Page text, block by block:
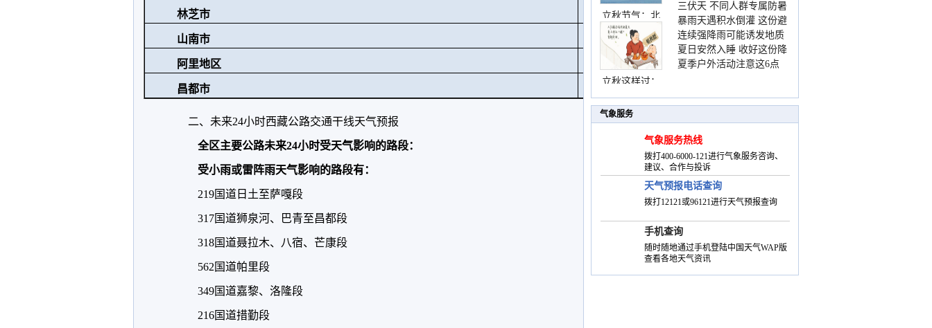
林芝市 巴宜区
山南市 乃东区
阿里地区 噶尔县
昌都市
二、未来24小时西藏公路交通干线天气预报
全区主要公路未来24小时受天气影响的路段：
受小雨或雷阵雨天气影响的路段有：
219国道日土至萨嘎段
317国道狮泉河、巴青至昌都段
318国道聂拉木、八宿、芒康段
562国道帕里段
349国道嘉黎、洛隆段
216国道措勤段
立秋节气：北
立秋这样过：
这份攻略请收好
三伏天 不同人群专属防暑
要点请收好
暴雨天遇积水倒灌 这份避
险提示请收好
连续强降雨可能诱发地质
灾害 这些前兆要知道
夏日安然入睡 收好这份降
温小贴士
夏季户外活动注意这6点
气象服务
气象服务热线
拨打400-6000-121进行气象服务咨询、
建议、合作与投诉
天气预报电话查询
拨打12121或96121进行天气预报查询
手机查询
随时随地通过手机登陆中国天气WAP版
查看各地天气资讯